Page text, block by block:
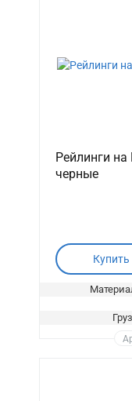
Рейлинги на
черные
Купить